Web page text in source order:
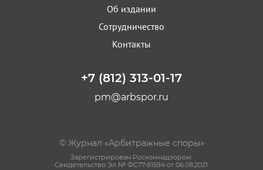
Об издании
Сотрудничество
Контакты
+7 (812) 313-01-17
pm@arbspor.ru
© Журнал «Арбитражные споры»
Зарегистрирован Роскомнадзором.
Свидетельство Эл № ФС77-81594 от 06.08.2021.